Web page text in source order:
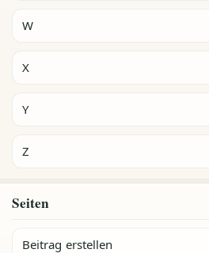
W
X
Y
Z
Seiten
Beitrag erstellen